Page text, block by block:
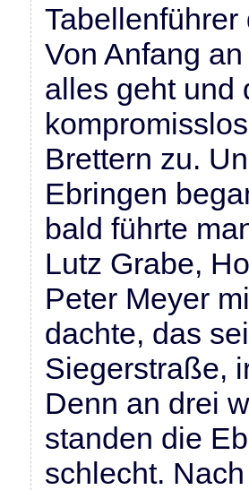
Von Anfang
alles geht und
Brettern zu.
Ebringen
bald führte
Lutz Grabe,
Peter Meyer
dachte, das
Siegerstraße,
Denn an drei
standen die
schlecht.